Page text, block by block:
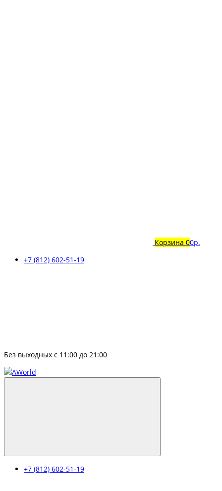
Корзина 00р.
+7 (812) 602-51-19
Без выходных с 11:00 до 21:00
+7 (812) 602-51-19